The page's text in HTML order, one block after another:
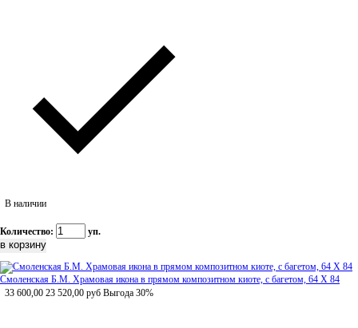
В наличии
Количество: уп.
Смоленская Б.М. Храмовая икона в прямом композитном киоте, с багетом, 64 Х 84
33 600,00 23 520,00 руб Выгода 30%